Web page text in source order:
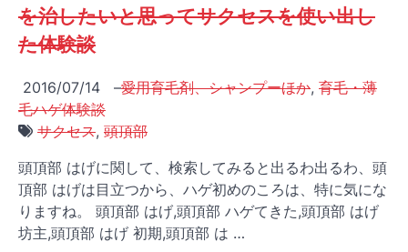
を治したいと思ってサクセスを使い出し
た体験談
2016/07/14 –愛用育毛剤、シャンプーほか, 育毛・薄
毛ハゲ体験談
サクセス, 頭頂部
頭頂部 はげに関して、検索してみると出るわ出るわ、頭
頂部 はげは目立つから、ハゲ初めのころは、特に気にな
りますね。 頭頂部 はげ,頭頂部 ハゲてきた,頭頂部 はげ
坊主,頭頂部 はげ 初期,頭頂部 は …